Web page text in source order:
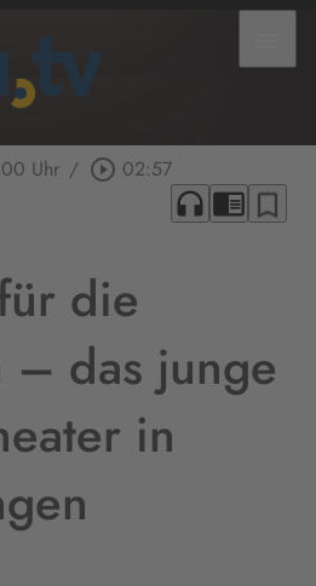
Uhr / play_circle_outline 02:57
headphones chrome_reader_mode bookmark_border
die
– das junge
in